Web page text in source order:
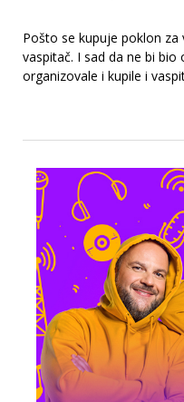
Pošto se kupuje poklon
vaspitač. I sad da ne bi bio
organizovale i kupile i